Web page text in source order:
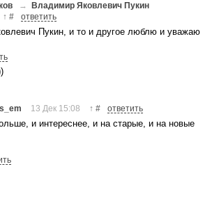
→ Владимир Яковлевич Пукин
↑ # ответить
Пукин, и то и другое люблю и уважаю
13 Дек 15:08 ↑ # ответить
и интереснее, и на старые, и на новые